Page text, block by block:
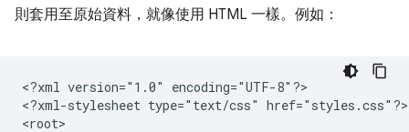
則套用至原始資料，就像使用 HTML 一樣。例如：
<?xml version="1.0"
encoding="UTF-8"?>
<?xml-stylesheet type="text/css" href="styles.css"?>